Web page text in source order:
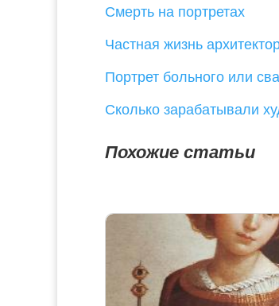
Смерть на портретах
Частная жизнь
Портрет больного или
Сколько зарабатывали
Похожие статьи
Искусство
Художники